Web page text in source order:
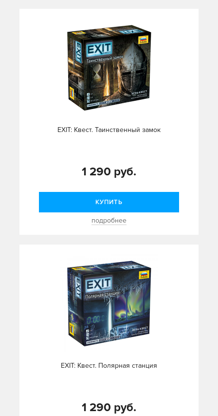
EXIT: Квест. Таинственный замок
1 290 руб.
КУПИТЬ
подробнее
EXIT: Квест. Полярная станция
1 290 руб.